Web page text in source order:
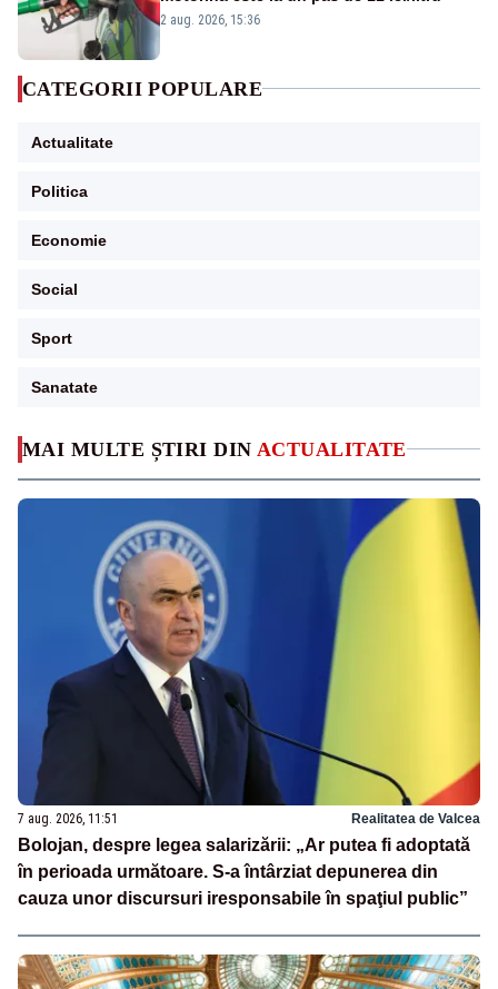
MAI MULTE ȘTIRI DIN ACTUALITATE
7 aug. 2026, 11:51 Realitatea de Valcea
Bolojan, despre legea salarizării: „Ar putea fi adoptată
în perioada următoare. S-a întârziat depunerea din
cauza unor discursuri iresponsabile în spaţiul public”
2 aug. 2026, 15:36
CATEGORII POPULARE
Actualitate
Politica
Economie
Social
Sport
Sanatate